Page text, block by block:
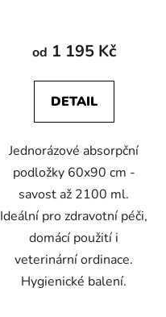
od 1 195 Kč
DETAIL
Jednorázové absorpční
podložky 60x90 cm -
savost až 2100 ml.
Ideální pro zdravotní péči,
domácí použití i
veterinární ordinace.
Hygienické balení.